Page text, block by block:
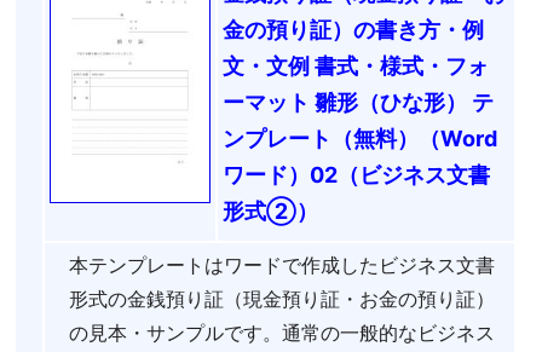
金の預り証）の書き方・例
文・文例 書式・様式・フォ
ーマット 雛形（ひな形） テ
ンプレート（無料）（Word
ワード）02（ビジネス文書
形式②）
本テンプレートはワードで作成したビジネス文書
形式の金銭預り証（現金預り証・お金の預り証）
の見本・サンプルです。通常の一般的なビジネス